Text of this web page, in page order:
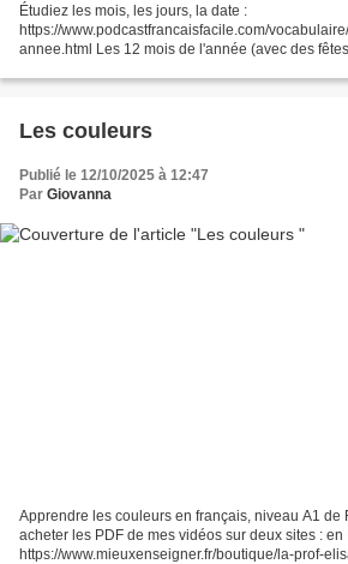
Étudiez les mois, les jours, la date :
https://www.podcastfrancaisfacile.com/
annee.html Les 12 mois de l'année (avec des
https://youtube.com/c/MaprofdeFLE...
Les couleurs
Publié le 12/10/2025 à 12:47
Par Giovanna
Apprendre les couleurs en français, niveau A1 de
acheter les PDF de mes vidéos sur deux sites : en
https://www.mieuxenseigner.fr/boutique/la-prof-